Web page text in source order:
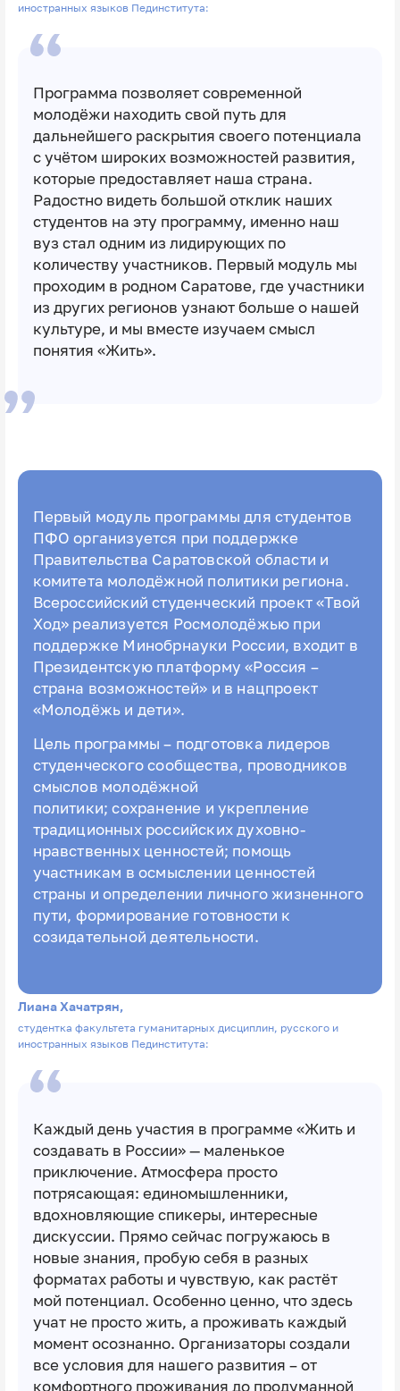
иностранных языков Пединститута:
Программа позволяет современной
молодёжи находить свой путь для
дальнейшего раскрытия своего потенциала
с учётом широких возможностей развития,
которые предоставляет наша страна.
Радостно видеть большой отклик наших
студентов на эту программу, именно наш
вуз стал одним из лидирующих по
количеству участников. Первый модуль мы
проходим в родном Саратове, где участники
из других регионов узнают больше о нашей
культуре, и мы вместе изучаем смысл
понятия «Жить».
Первый модуль программы для студентов
ПФО организуется при поддержке
Правительства Саратовской области и
комитета молодёжной политики региона.
Всероссийский студенческий проект «Твой
Ход» реализуется Росмолодёжью при
поддержке Минобрнауки России, входит в
Президентскую платформу «Россия –
страна возможностей» и в нацпроект
«Молодёжь и дети».
Цель программы – подготовка лидеров
студенческого сообщества, проводников
смыслов молодёжной
политики; сохранение и укрепление
традиционных российских духовно-
нравственных ценностей; помощь
участникам в осмыслении ценностей
страны и определении личного жизненного
пути, формирование готовности к
созидательной деятельности.
Лиана Хачатрян,
студентка факультета гуманитарных дисциплин, русского и
иностранных языков Пединститута:
Каждый день участия в программе «Жить и
создавать в России» — маленькое
приключение. Атмосфера просто
потрясающая: единомышленники,
вдохновляющие спикеры, интересные
дискуссии. Прямо сейчас погружаюсь в
новые знания, пробую себя в разных
форматах работы и чувствую, как растёт
мой потенциал. Особенно ценно, что здесь
учат не просто жить, а проживать каждый
момент осознанно. Организаторы создали
все условия для нашего развития – от
комфортного проживания до продуманной